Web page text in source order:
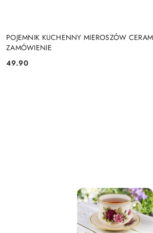
POJEMNIK KUCHENNY MIEROSZÓW
ZAMÓWIENIE
Cena:
49.90